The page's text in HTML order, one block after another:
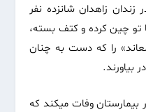
زندان زاهدان شانزده نفر
تو چین کرده و کتف بسته،
را که دست به چنان
بیاورند.
بیمارستان وفات می‏کند که